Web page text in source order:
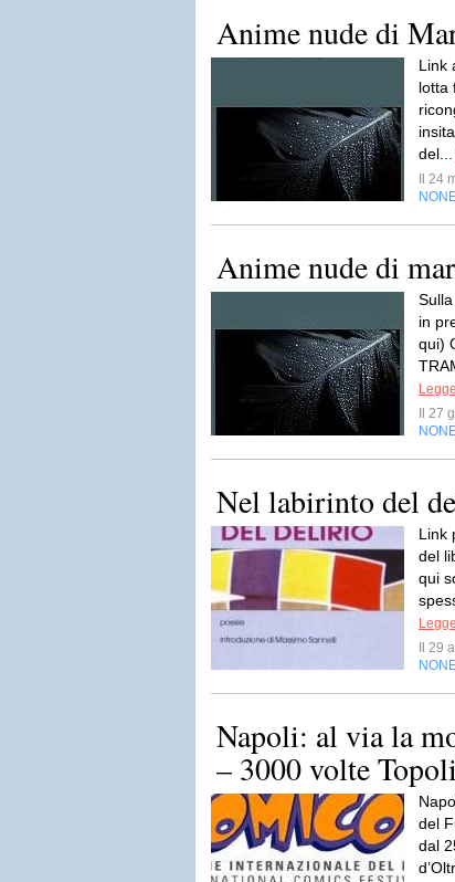
Anime nude di
Link
lotta
del...
Il 24
Anime nude di
in
qui)
Il 27
Nel labirinto del
Link
del
qui
Il 29
Napoli: al via la
– 3000 volte
del
dal